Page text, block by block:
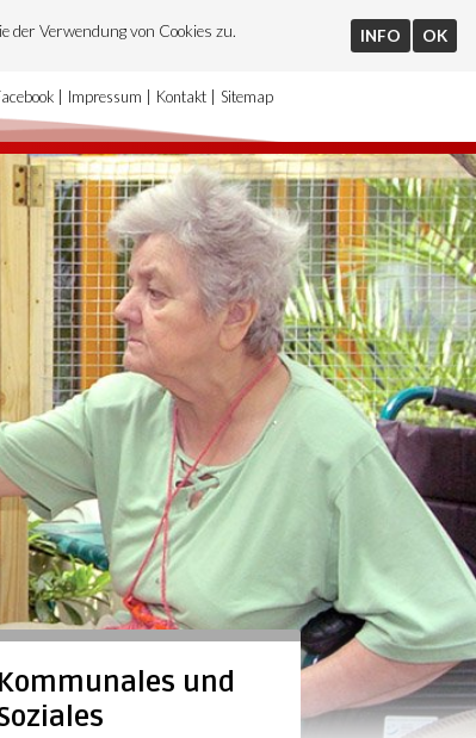
der Verwendung von Cookies zu. INFO OK
Impressum Kontakt Sitemap
Kommunales und